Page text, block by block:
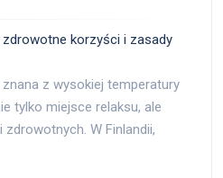
zdrowotne korzyści i zasady
znana z wysokiej temperatury
tylko miejsce relaksu, ale
W Finlandii,